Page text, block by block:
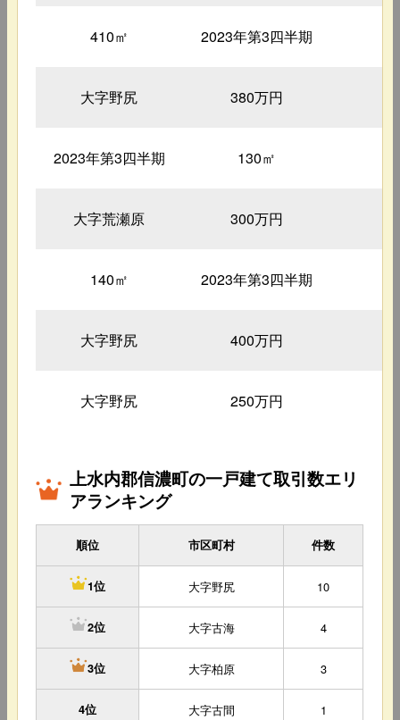
410㎡ 2023年第3四半期
大字野尻 380万円
2023年第3四半期 130㎡
大字荒瀬原 300万円
140㎡ 2023年第3四半期
大字野尻 400万円
大字野尻 250万円
上水内郡信濃町の一戸建て取引数エリ
アランキング
順位 市区町村 件数
1位 大字野尻 10
2位 大字古海 4
3位 大字柏原 3
4位 大字古間 1